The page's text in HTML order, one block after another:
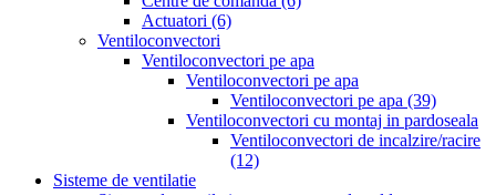
Actuatori (6)
Ventiloconvectori
Ventiloconvectori pe apa
Ventiloconvectori pe apa
Ventiloconvectori pe apa (39)
Ventiloconvectori cu montaj in pardoseala
Ventiloconvectori de incalzire/racire
(12)
Sisteme de ventilatie